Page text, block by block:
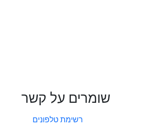
שומרים על קשר
רשימת טלפונים